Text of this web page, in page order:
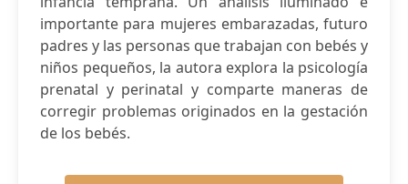
importante para mujeres embarazadas, futuro
padres y las personas que trabajan con bebés y
niños pequeños, la autora explora la psicología
prenatal y perinatal y comparte maneras de
corregir problemas originados en la gestación
de los bebés.